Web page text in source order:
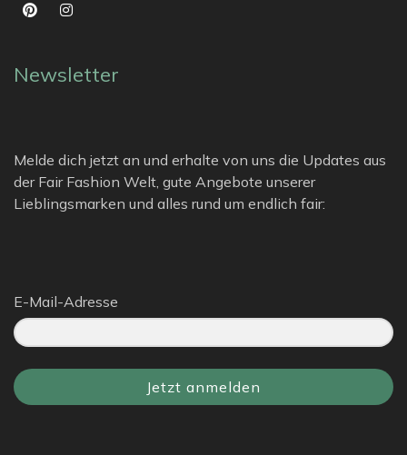
Newsletter
Melde dich jetzt an und erhalte von uns die Updates aus
der Fair Fashion Welt, gute Angebote unserer
Lieblingsmarken und alles rund um endlich fair:
E-Mail-Adresse
Jetzt anmelden